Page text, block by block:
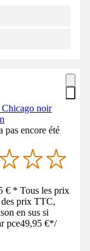
noir
pas encore été
€ * Tous les prix
prix TTC,
en sus si
pce49,95 €*/